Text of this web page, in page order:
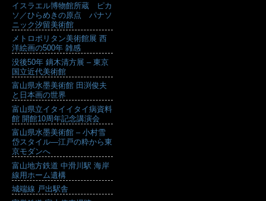
イスラエル博物館所蔵 ピカ
ソ／ひらめきの原点 パナソ
ニック汐留美術館
メトロポリタン美術館展 西
洋絵画の500年 雑感
没後50年 鏑木清方展 – 東京
国立近代美術館
富山県水墨美術館 田渕俊夫
と日本画の世界
富山県立イタイイタイ病資料
館 開館10周年記念講演会
富山県水墨美術館 – 小村雪
岱スタイル―江戸の粋から東
京モダンへ
富山地方鉄道 中滑川駅 海岸
線用ホーム遺構
城端線 戸出駅舎